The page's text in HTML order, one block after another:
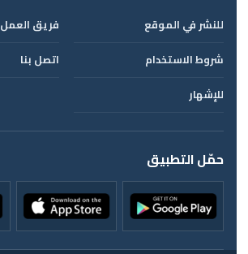
للنشر في الموقع
فريق العمل
شروط الاستخدام
اتصل بنا
للإشهار
حمّل التطبيق